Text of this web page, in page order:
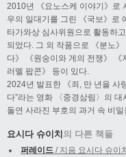
2010년 《요노스케 이야기》로
우의 일대기를 그린 《국보》로
타가와상 심사위원으로 활동하
되었다. 그 외 작품으로 《분노
다》 《원숭이와 게의 전쟁》 《
러멜 팝콘》 등이 있다.
2024년 발표한 《죄, 만 년을 사
다”라는 영화 〈중경삼림〉의
돌연 사라진 부호의 과거 속 비
요시다 슈이치 의 다른 책들
퍼레이드 / 지음 요시다 슈이